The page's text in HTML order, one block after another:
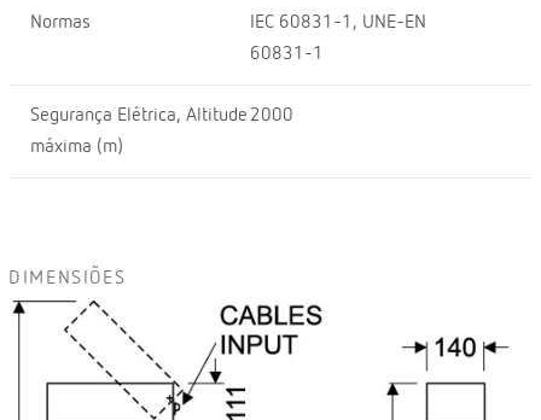
Normas
IEC 60831-1, UNE-EN
60831-1
Segurança Elétrica, Altitude
máxima (m)
2000
DIMENSIÕES